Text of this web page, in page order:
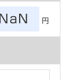
NaN 円